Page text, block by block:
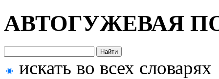
АВТОГУЖЕВАЯ
искать во всех словарях